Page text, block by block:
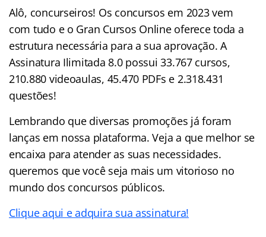
Alô, concurseiros! Os concursos em 2023 vem
com tudo e o Gran Cursos Online oferece toda a
estrutura necessária para a sua aprovação. A
Assinatura Ilimitada 8.0 possui 33.767 cursos,
210.880 videoaulas, 45.470 PDFs e 2.318.431
questões!
Lembrando que diversas promoções já foram
lanças em nossa plataforma. Veja a que melhor se
encaixa para atender as suas necessidades.
queremos que você seja mais um vitorioso no
mundo dos concursos públicos.
Clique aqui e adquira sua assinatura!